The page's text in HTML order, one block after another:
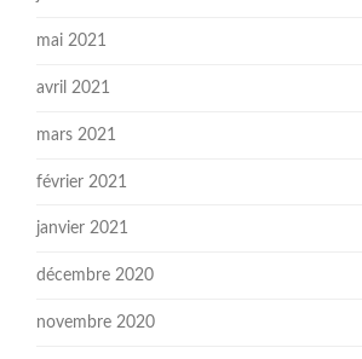
mai 2021
avril 2021
mars 2021
février 2021
janvier 2021
décembre 2020
novembre 2020